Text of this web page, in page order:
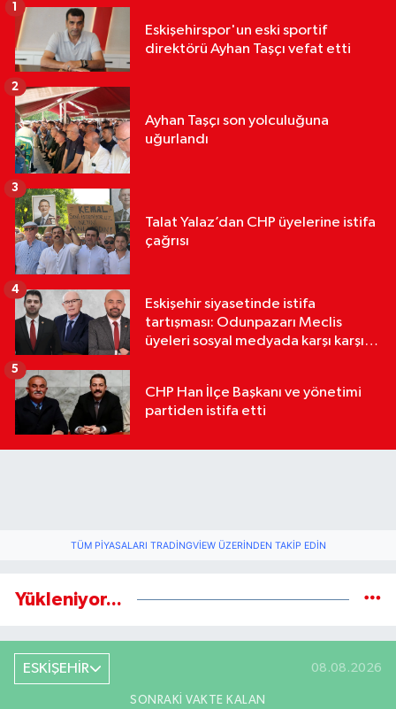
Eskişehirspor'un eski sportif
direktörü Ayhan Taşçı vefat etti
1
Ayhan Taşçı son yolculuğuna
uğurlandı
2
Talat Yalaz’dan CHP üyelerine istifa
çağrısı
3
Eskişehir siyasetinde istifa
tartışması: Odunpazarı Meclis
üyeleri sosyal medyada karşı karşıya
4
CHP Han İlçe Başkanı ve yönetimi
partiden istifa etti
5
TÜM PIYASALARI TRADINGVIEW ÜZERINDEN TAKIP EDIN
Yükleniyor...
ESKİŞEHİR 08.08.2026
SONRAKI VAKTE KALAN